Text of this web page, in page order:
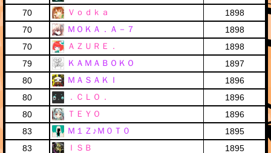
70
Ｖｏｄｋａ
1898
70
ＭＯＫＡ．Ａ－７
1898
70
ＡＺＵＲＥ．
1898
79
ＫＡＭＡＢＯＫＯ
1897
80
ＭＡＳＡＫＩ
1896
80
．ＣＬＯ．
1896
80
ＴＥＹＯ
1896
83
Ｍ１Ｚ♪Ｍ０Ｔ０
1895
83
ＩＳＢ
1895